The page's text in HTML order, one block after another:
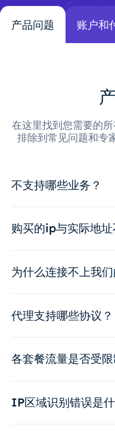
产品问题 账户和
在这里找到您需要的
排除到常见问题和专
不支持哪些业务？
购买的ip与实际地址
为什么连接不上我们
代理支持哪些协议？
各套餐流量是否受限
IP区域识别错误是